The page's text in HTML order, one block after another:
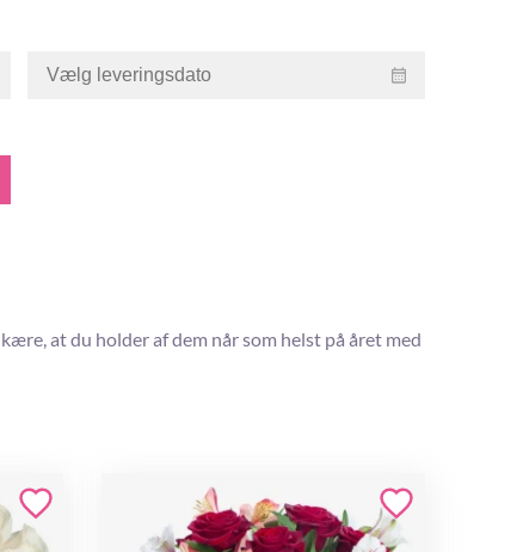
at du holder af dem når som helst på året med